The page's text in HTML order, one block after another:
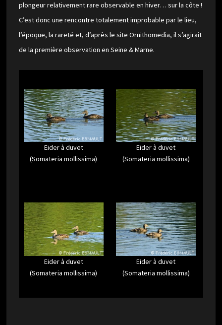
plongeur relativement rare observable en hiver… sur la côte !
C’est donc une rencontre totalement improbable par le lieu,
l’époque, la rareté et, d’après le site Ornithomedia, il s’agirait
de la première observation en Seine & Marne.
Eider à duvet
(Somateria mollissima)
Eider à duvet
(Somateria mollissima)
Eider à duvet
(Somateria mollissima)
Eider à duvet
(Somateria mollissima)